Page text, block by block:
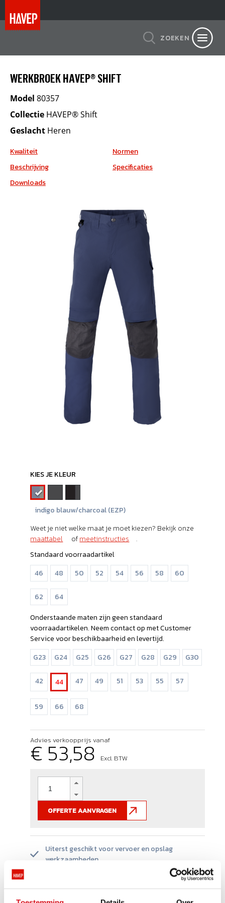
ZOEKEN
WERKBROEK HAVEP® SHIFT
Model 80357
Collectie HAVEP® Shift
Geslacht Heren
Kwaliteit
Normen
Beschrijving
Specificaties
Downloads
KIES JE KLEUR
indigo blauw/charcoal (EZP)
Weet je niet welke maat je moet kiezen? Bekijk onze
maattabel
ofmeetinstructies
.
Standaard voorraadartikel
46
48 50 52 54 56 58 60
62
64
Onderstaande maten zijn geen standaard
voorraadartikelen. Neem contact op met Customer
Service voor beschikbaarheid en levertijd.
G23
G24 G25 G26 G27 G28 G29 G30
42 44 47 49 51 53 55 57
59 66 68
Advies verkoopprijs vanaf
€ 53,58 Excl. BTW
OFFERTE AANVRAGEN
Uiterst geschikt voor vervoer en opslag
werkzaamheden.
Voorzien van reflecterende accenten voor extra